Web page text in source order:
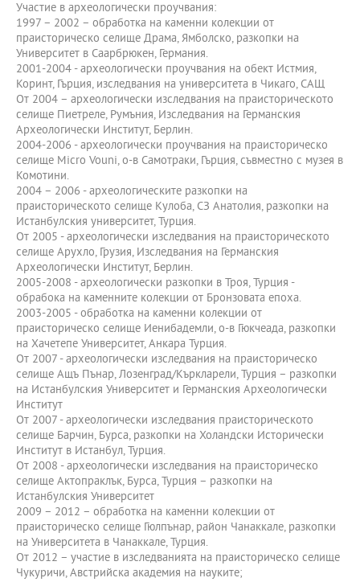
Участие в археологически проучвания:
1997 – 2002 – обработка на каменни колекции от
праисторическо селище Драма, Ямболско, разкопки на
Университет в Саарбрюкен, Германия.
2001-2004 - археологически проучвания на обект Истмия,
Коринт, Гърция, изследвания на университета в Чикаго, САЩ
От 2004 – археологически изследвания на праисторическото
селище Пиетреле, Румъния, Изследвания на Германския
Археологически Институт, Берлин.
2004-2006 - археологически проучвания на праисторическо
селище Micro Vouni, о-в Самотраки, Гърция, съвместно с музея в
Комотини.
2004 – 2006 - археологическите разкопки на
праисторическото селище Кулоба, СЗ Анатолия, разкопки на
Истанбулския университет, Турция.
От 2005 - археологически изследвания на праисторическото
селище Арухло, Грузия, Изследвания на Германския
Археологически Институт, Берлин.
2005-2008 - археологически разкопки в Троя, Турция -
обрабока на каменните колекции от Бронзовата епоха.
2003-2005 - обработка на каменни колекции от
праисторическо селище Иенибадемли, о-в Гюкчеада, разкопки
на Хачетепе Университет, Анкара Турция.
От 2007 - археологически изследвания на праисторическо
селище Ащъ Пънар, Лозенград/Къркларели, Турция – разкопки
на Истанбулския Университет и Германския Археологически
Институт
От 2007 - археологически изследвания праисторическото
селище Барчин, Бурса, разкопки на Холандски Исторически
Институт в Истанбул, Турция.
От 2008 - археологически изследвания на праисторическо
селище Актопраклък, Бурса, Турция – разкопки на
Истанбулския Университет
2009 – 2012 – обработка на каменни колекции от
праисторическо селище Гюлпънар, район Чанаккале, разкопки
на Университета в Чанаккале, Турция.
От 2012 – участие в изследванията на праисторическо селище
Чукуричи, Австрийска академия на науките;